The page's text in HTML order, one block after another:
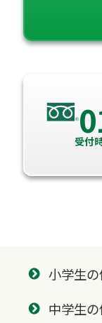
受付
小学生
中学生